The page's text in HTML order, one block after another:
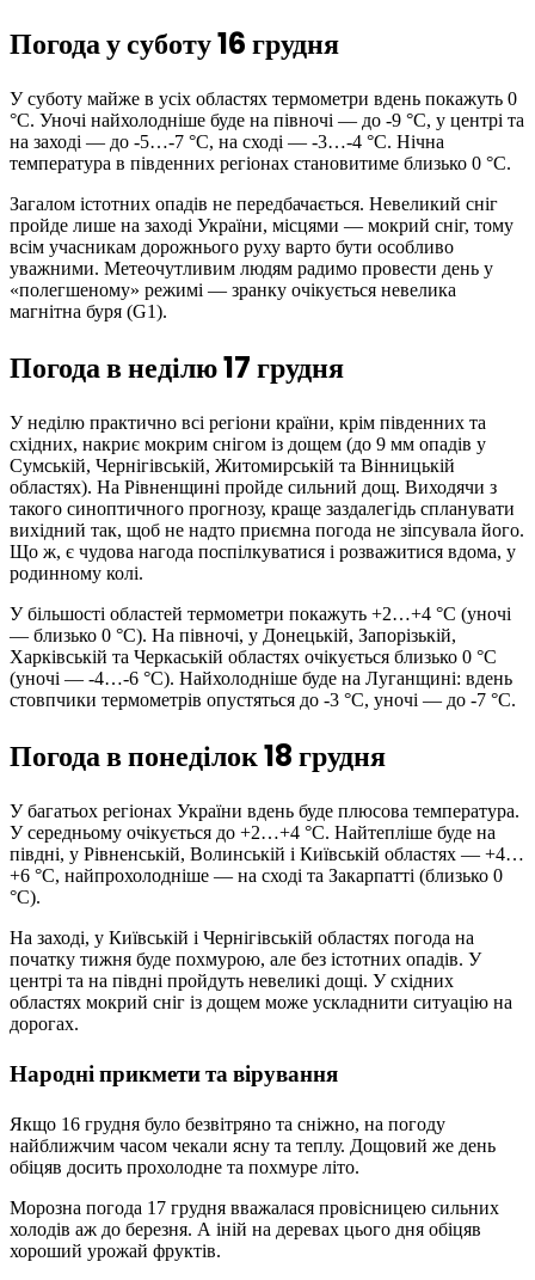
Погода у суботу 16 грудня
У суботу майже в усіх областях термометри вдень покажуть 0
°С. Уночі найхолодніше буде на півночі — до -9 °С, у центрі та
на заході — до -5…-7 °С, на сході — -3…-4 °С. Нічна
температура в південних регіонах становитиме близько 0 °С.
Загалом істотних опадів не передбачається. Невеликий сніг
пройде лише на заході України, місцями — мокрий сніг, тому
всім учасникам дорожнього руху варто бути особливо
уважними. Метеочутливим людям радимо провести день у
«полегшеному» режимі — зранку очікується невелика
магнітна буря (G1).
Погода в неділю 17 грудня
У неділю практично всі регіони країни, крім південних та
східних, накриє мокрим снігом із дощем (до 9 мм опадів у
Сумській, Чернігівській, Житомирській та Вінницькій
областях). На Рівненщині пройде сильний дощ. Виходячи з
такого синоптичного прогнозу, краще заздалегідь спланувати
вихідний так, щоб не надто приємна погода не зіпсувала його.
Що ж, є чудова нагода поспілкуватися і розважитися вдома, у
родинному колі.
У більшості областей термометри покажуть +2…+4 °С (уночі
— близько 0 °С). На півночі, у Донецькій, Запорізькій,
Харківській та Черкаській областях очікується близько 0 °С
(уночі — -4…-6 °С). Найхолодніше буде на Луганщині: вдень
стовпчики термометрів опустяться до -3 °С, уночі — до -7 °С.
Погода в понеділок 18 грудня
У багатьох регіонах України вдень буде плюсова температура.
У середньому очікується до +2…+4 °С. Найтепліше буде на
півдні, у Рівненській, Волинській і Київській областях — +4…
+6 °С, найпрохолодніше — на сході та Закарпатті (близько 0
°С).
На заході, у Київській і Чернігівській областях погода на
початку тижня буде похмурою, але без істотних опадів. У
центрі та на півдні пройдуть невеликі дощі. У східних
областях мокрий сніг із дощем може ускладнити ситуацію на
дорогах.
Народні прикмети та вірування
Якщо 16 грудня було безвітряно та сніжно, на погоду
найближчим часом чекали ясну та теплу. Дощовий же день
обіцяв досить прохолодне та похмуре літо.
Морозна погода 17 грудня вважалася провісницею сильних
холодів аж до березня. А іній на деревах цього дня обіцяв
хороший урожай фруктів.